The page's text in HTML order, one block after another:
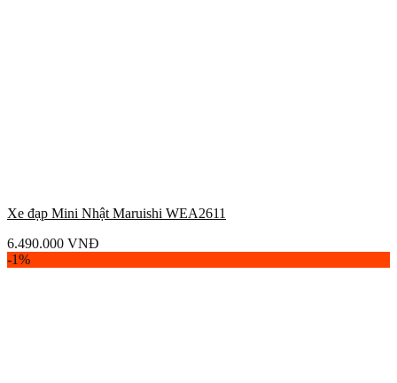
Xe đạp Mini Nhật Maruishi WEA2611
6.490.000 VNĐ
-1%